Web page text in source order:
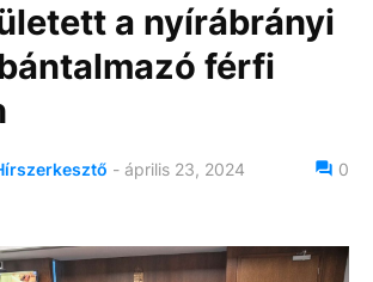
a nyírábrányi
férfi
- április 23, 2024 0